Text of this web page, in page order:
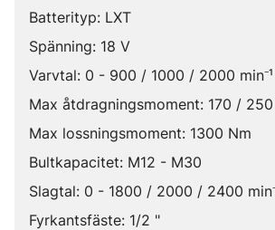
Batterityp: LXT
Spänning: 18 V
Varvtal: 0 - 900 / 1000 / 2000 min⁻¹
Max åtdragningsmoment: 170 /
Max lossningsmoment: 1300 Nm
Bultkapacitet: M12 - M30
Slagtal: 0 - 1800 / 2000 / 2400
Fyrkantsfäste: 1/2 "